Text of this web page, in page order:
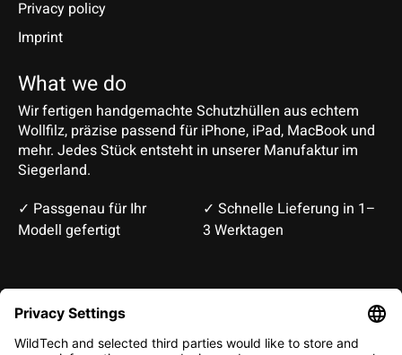
Privacy policy
Imprint
What we do
Wir fertigen handgemachte Schutzhüllen aus echtem
Wollfilz, präzise passend für iPhone, iPad, MacBook und
mehr. Jedes Stück entsteht in unserer Manufaktur im
Siegerland.
✓ Passgenau für Ihr
Modell gefertigt
✓ Schnelle Lieferung in 1–
3 Werktagen
EUR